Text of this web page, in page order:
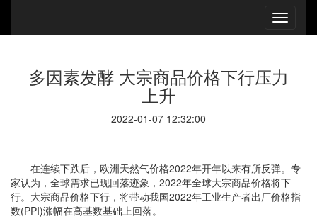
多因素发酵 大宗商品价格下行压力
上升
2022-01-07 12:32:00
在连续下跌后，欧洲天然气价格2022年开年以来有所反弹。专
家认为，全球需求已现回落迹象，2022年全球大宗商品价格将下
行。大宗商品价格下行，将带动我国2022年工业生产者出厂价格指
数(PPI)涨幅在高基数基础上回落。